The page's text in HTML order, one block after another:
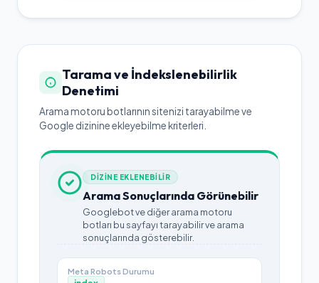
Tarama ve İndekslenebilirlik
Denetimi
Arama motoru botlarının sitenizi tarayabilme ve
Google dizinine ekleyebilme kriterleri.
DİZİNE EKLENEBİLİR
Arama Sonuçlarında Görünebilir
Googlebot ve diğer arama motoru
botları bu sayfayı tarayabilir ve arama
sonuçlarında gösterebilir.
Meta Robots Durumu